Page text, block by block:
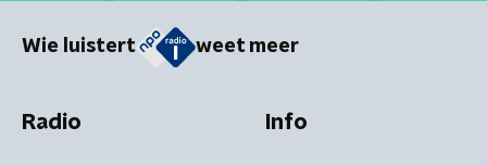
Wie luistert weet meer
Radio Info